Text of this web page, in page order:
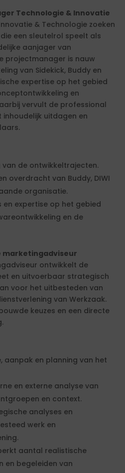
Technologie & Innovatie
& Technologie zoeken
een sleutelrol speelt als
aanjager van
projectmanager is nauw
van Sidekick, Buddy en
expertise op het gebied
en
vervult de professional
inhoudelijk uitdagen en
de ontwikkeltrajecten.
overdracht van Buddy, DIWI
organisatie.
en expertise op het gebied
en de
marketingadviseur
ontwikkelt de
en uitvoerbaar strategisch
voor het uitbesteden van
van Werkzaak.
keuzes en een directe
aanpak en planning van het
en externe analyse van
en context.
analyses en
werk en
aantal realistische
en begeleiden van